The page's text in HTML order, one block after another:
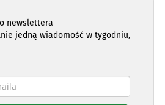
newslettera
jedną wiadomość w tygodniu,